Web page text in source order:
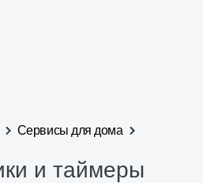
Сервисы для дома
и таймеры